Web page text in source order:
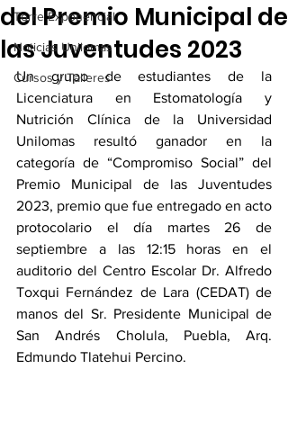
Torre Exponencial
Noticias Unilomas
Cursos y Talleres
del Premio Municipal de
las Juventudes 2023
Un grupo de estudiantes de la
Licenciatura en Estomatología y
Nutrición Clínica de la Universidad
Unilomas resultó ganador en la
categoría de “Compromiso Social” del
Premio Municipal de las Juventudes
2023, premio que fue entregado en acto
protocolario el día martes 26 de
septiembre a las 12:15 horas en el
auditorio del Centro Escolar Dr. Alfredo
Toxqui Fernández de Lara (CEDAT) de
manos del Sr. Presidente Municipal de
San Andrés Cholula, Puebla, Arq.
Edmundo Tlatehui Percino.